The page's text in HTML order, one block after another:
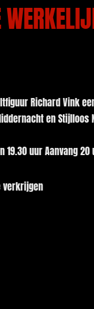
Richard Vink
en Stijlloos
19.30 uur Aanvang 20
verkrijgen